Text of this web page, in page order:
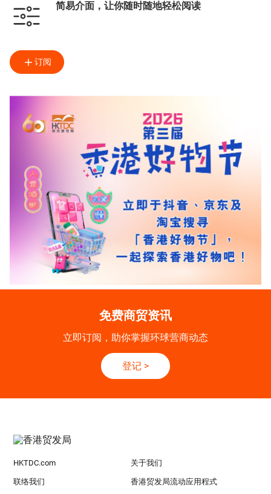
简易介面，让你随时随地轻松阅读
订阅
免费商贸资讯
立即订阅，助你掌握环球营商动态
登记 >
HKTDC.com 关于我们
联络我们 香港贸发局流动应用程式